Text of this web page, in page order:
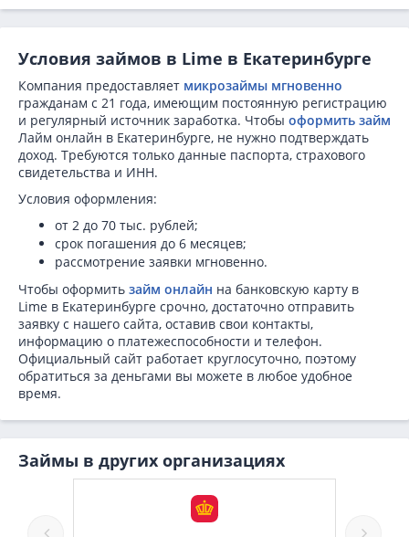
Условия займов в Lime в Екатеринбурге
Компания предоставляет микрозаймы мгновенно
гражданам с 21 года, имеющим постоянную регистрацию
и регулярный источник заработка. Чтобы оформить займ
Лайм онлайн в Екатеринбурге, не нужно подтверждать
доход. Требуются только данные паспорта, страхового
свидетельства и ИНН.
Условия оформления:
от 2 до 70 тыс. рублей;
срок погашения до 6 месяцев;
рассмотрение заявки мгновенно.
Чтобы оформить займ онлайн на банковскую карту в
Lime в Екатеринбурге срочно, достаточно отправить
заявку с нашего сайта, оставив свои контакты,
информацию о платежеспособности и телефон.
Официальный сайт работает круглосуточно, поэтому
обратиться за деньгами вы можете в любое удобное
время.
Займы в других организациях